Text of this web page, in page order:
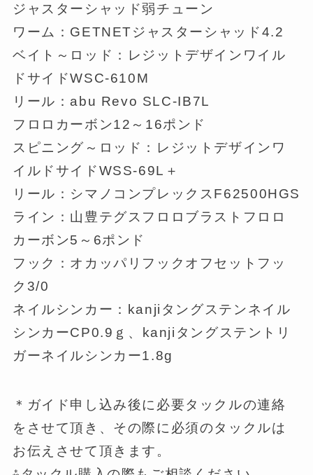
ジャスターシャッド弱チューン
ワーム：GETNETジャスターシャッド4.2
ベイト～ロッド：レジットデザインワイル
ドサイドWSC-610M
リール：abu Revo SLC-IB7L
フロロカーボン12～16ポンド
スピニング～ロッド：レジットデザインワ
イルドサイドWSS-69L＋
リール：シマノコンプレックスF62500HGS
ライン：山豊テグスフロロブラストフロロ
カーボン5～6ポンド
フック：オカッパリフックオフセットフッ
ク3/0
ネイルシンカー：kanjiタングステンネイル
シンカーCP0.9ｇ、kanjiタングステントリ
ガーネイルシンカー1.8g
＊ガイド申し込み後に必要タックルの連絡
をさせて頂き、その際に必須のタックルは
お伝えさせて頂きます。